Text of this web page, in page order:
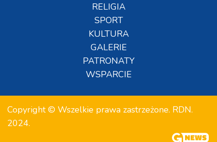
RELIGIA
SPORT
KULTURA
GALERIE
PATRONATY
WSPARCIE
Copyright © Wszelkie prawa zastrzeżone. RDN.
2024.